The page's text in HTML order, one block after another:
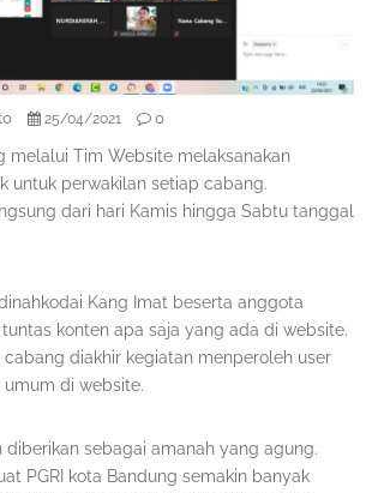
25/04/2021 0
melalui Tim Website melaksanakan
untuk perwakilan setiap cabang.
dari hari Kamis hingga Sabtu tanggal
Kang Imat beserta anggota
konten apa saja yang ada di website.
cabang diakhir kegiatan menperoleh user
di website.
diberikan sebagai amanah yang agung.
PGRI kota Bandung semakin banyak